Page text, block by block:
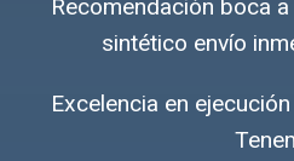
Recomendación boca
sintético envío
Excelencia en